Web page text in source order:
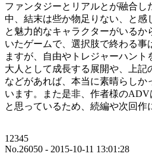
ファンタジーとリアルとが融合し
中、結末は些か物足りない、と感
と魅力的なキャラクターがいるか
いたゲームで、選択肢で終わる事
ますが、自由やトレジャーハン
大人として成長する展開や、上記
などがあれば、本当に素晴らしか
います。また是非、作者様の
と思っているため、続編や次回作
12345
No.26050 - 2015-10-11 13:01:28